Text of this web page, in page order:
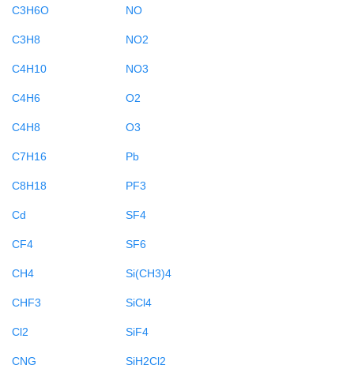
C3H6O
C3H8
C4H10
C4H6
C4H8
C7H16
C8H18
Cd
CF4
CH4
CHF3
Cl2
CNG
NO
NO2
NO3
O2
O3
Pb
PF3
SF4
SF6
Si(CH3)4
SiCl4
SiF4
SiH2Cl2